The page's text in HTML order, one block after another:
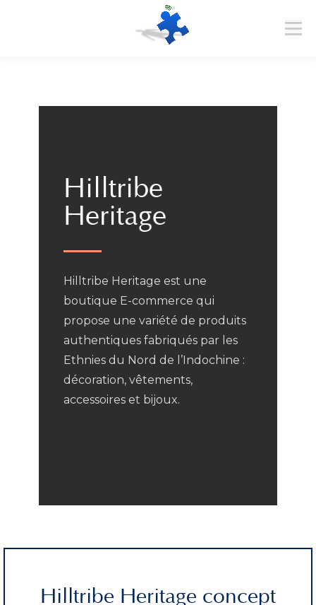
Hilltribe
Heritage
Hilltribe Heritage est une
boutique E-commerce qui
propose une variété de produits
authentiques fabriqués par les
Ethnies du Nord de l’Indochine :
décoration, vêtements,
accessoires et bijoux.
Hilltribe Heritage concept